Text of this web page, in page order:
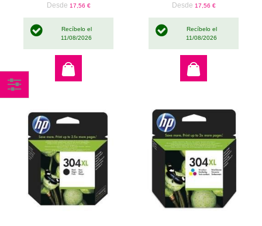
Desde 17,56 €
Recíbelo el
11/08/2026
Desde 17,56 €
Recíbelo el
11/08/2026
Comprar